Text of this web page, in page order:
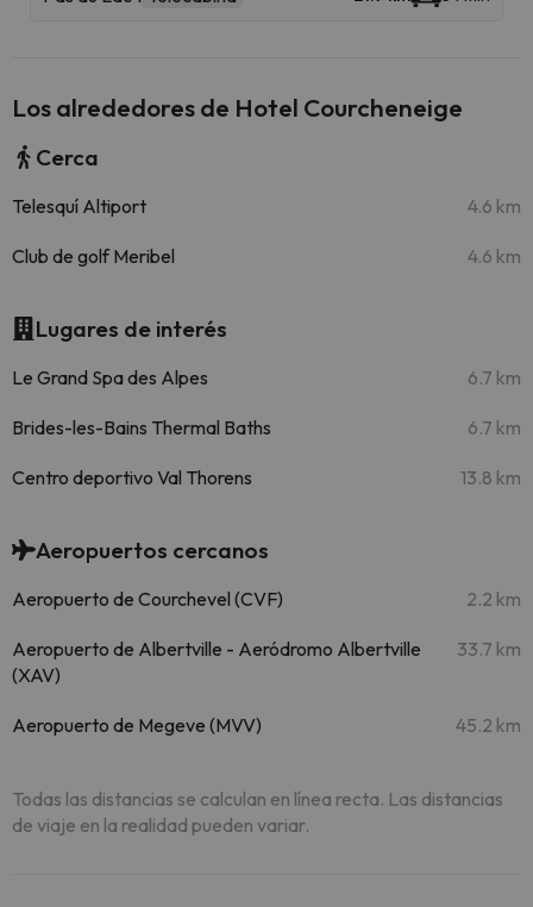
Los alrededores de Hotel Courcheneige
Cerca
Telesquí Altiport 4.6 km
Club de golf Meribel 4.6 km
Lugares de interés
Le Grand Spa des Alpes 6.7 km
Brides-les-Bains Thermal Baths 6.7 km
Centro deportivo Val Thorens 13.8 km
Aeropuertos cercanos
Aeropuerto de Courchevel (CVF) 2.2 km
Aeropuerto de Albertville - Aeródromo Albertville
(XAV)
33.7 km
Aeropuerto de Megeve (MVV) 45.2 km
Todas las distancias se calculan en línea recta. Las distancias
de viaje en la realidad pueden variar.